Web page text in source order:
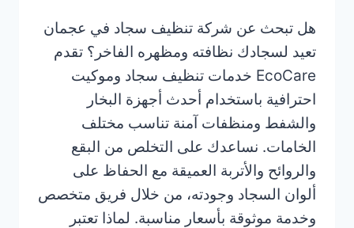
هل تبحث عن شركة تنظيف سجاد في عجمان
تعيد لسجادك نظافته ومظهره الفاخر؟ تقدم
EcoCare خدمات تنظيف سجاد وموكيت
احترافية باستخدام أحدث أجهزة البخار
والشفط ومنظفات آمنة تناسب مختلف
الخامات. نساعدك على التخلص من البقع
والروائح والأتربة العميقة مع الحفاظ على
ألوان السجاد وجودته، من خلال فريق متخصص
وخدمة موثوقة بأسعار مناسبة. لماذا تعتبر